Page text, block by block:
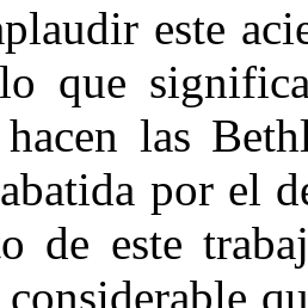
este
que
las
por el
de este